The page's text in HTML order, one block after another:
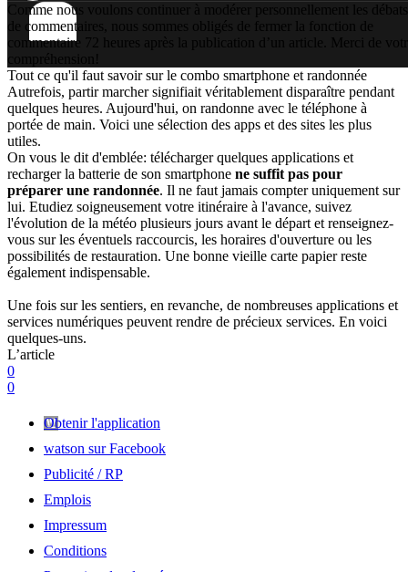
Comme nous voulons continuer à modérer personnellement les débats
de commentaires, nous sommes obligés de fermer la fonction de
commentaire 72 heures après la publication d’un article. Merci de
compréhension!
Tout ce qu'il faut savoir sur le combo smartphone et randonnée
Autrefois, partir marcher signifiait véritablement disparaître pendant
quelques heures. Aujourd'hui, on randonne avec le téléphone à
portée de main. Voici une sélection des apps et des sites les plus
utiles.
On vous le dit d'emblée: télécharger quelques applications et
recharger la batterie de son smartphone ne suffit pas pour
préparer une randonnée. Il ne faut jamais compter uniquement sur
lui. Etudiez soigneusement votre itinéraire à l'avance, suivez
l'évolution de la météo plusieurs jours avant le départ et renseignez-
vous sur les éventuels raccourcis, les horaires d'ouverture ou les
possibilités de restauration. Une bonne vieille carte papier reste
également indispensable.
Une fois sur les sentiers, en revanche, de nombreuses applications et
services numériques peuvent rendre de précieux services. En voici
quelques-uns.
L’article
0
0
Obtenir l'application
watson sur Facebook
Publicité / RP
Emplois
Impressum
Conditions